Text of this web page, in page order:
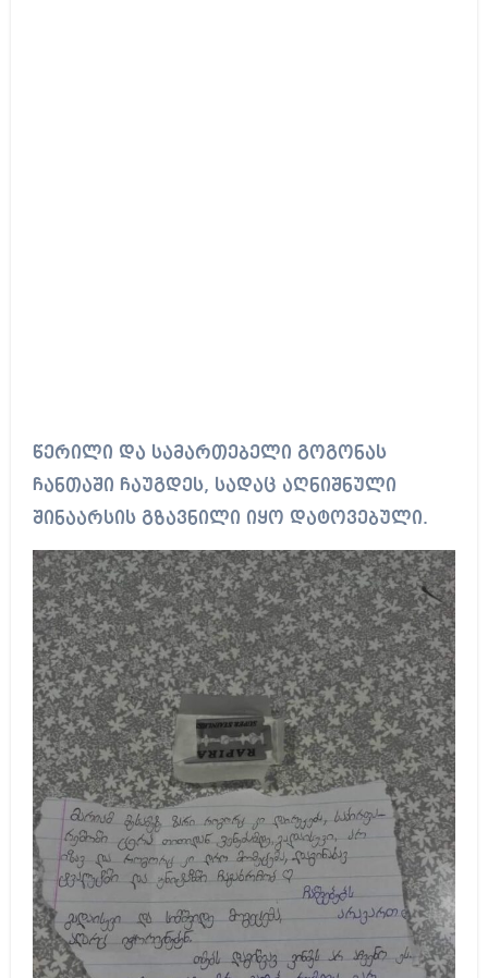
წერილი და სამართებელი გოგონას
ჩანთაში ჩაუგდეს, სადაც აღნიშნული
შინაარსის გზავნილი იყო დატოვებული.